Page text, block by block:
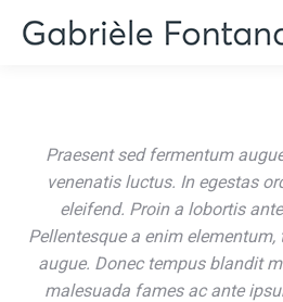
Praesent sed fermentum
venenatis luctus. In egestas
eleifend. Proin a lobortis
Pellentesque a enim
augue. Donec tempus blandit
malesuada fames ac ante